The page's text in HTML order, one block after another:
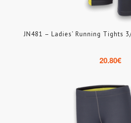
JN481 – Ladies’ Running Tights
20.80€